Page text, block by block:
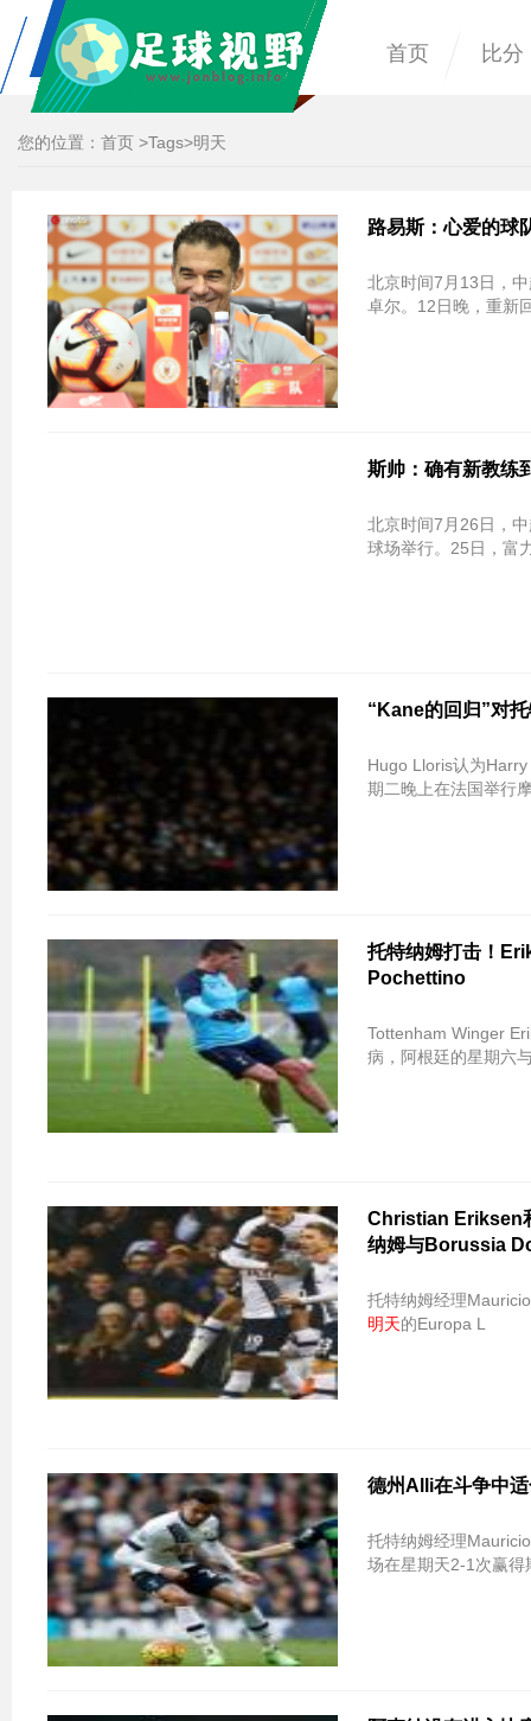
首页 比分
您的位置： 首页 >Tags>明天
路易斯：心爱的球
北京时间7月13日，
卓尔。12日晚，重新
斯帅：确有新教练
北京时间7月26日，
球场举行。25日，富
“Kane的回归”对
Hugo Lloris认为
期二晚上在法国举行
托特纳姆打击！
Pochettino
Tottenham Winger
病，阿根廷的星期六
Christian Eriksen
纳姆与Borussia
托特纳姆经理
明天的Europa L
德州Alli在斗争中
托特纳姆经理
场在星期天2-1次赢